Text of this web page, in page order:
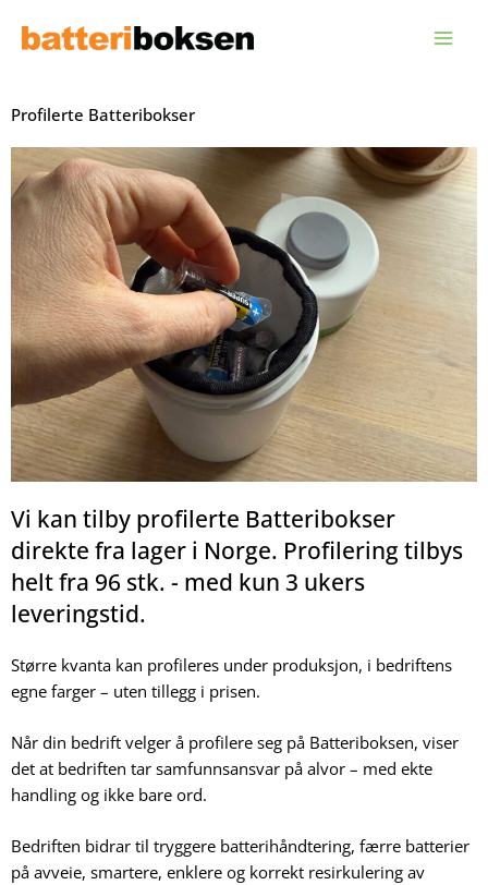
Profilerte Batteribokser
Vi kan tilby profilerte Batteribokser
direkte fra lager i Norge. Profilering tilbys
helt fra 96 stk. - med kun 3 ukers
leveringstid.
Større kvanta kan profileres under produksjon, i bedriftens
egne farger – uten tillegg i prisen.
Når din bedrift velger å profilere seg på Batteriboksen, viser
det at bedriften tar samfunnsansvar på alvor – med ekte
handling og ikke bare ord.
Bedriften bidrar til tryggere batterihåndtering, færre batterier
på avveie, smartere, enklere og korrekt resirkulering av